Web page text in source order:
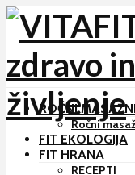
ROČNI
Ročni
FIT EKOLOGIJA
FIT HRANA
RECEPTI